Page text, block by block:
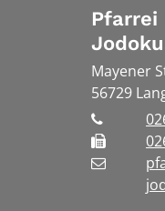
Pfarrei
Mayener
56729